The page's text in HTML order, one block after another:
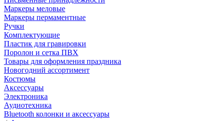
Маркеры меловые
Маркеры пермаментные
Ручки
Комплектующие
Пластик для гравировки
Поролон и сетка ПВХ
Товары для оформления праздника
Новогодний ассортимент
Костюмы
Аксессуары
Электроника
Аудиотехника
Bluetooth колонки и аксессуары